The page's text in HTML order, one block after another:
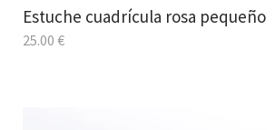
Estuche cuadrícula rosa pequeño
25.00 €